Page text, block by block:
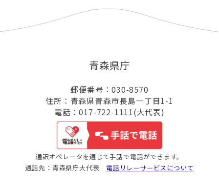
青森県庁
郵便番号：030-8570
住所：青森県青森市長島一丁目1-1
電話：017-722-1111(大代表)
通訳オペレータを通じて手話で電話ができます。
通話先：青森県庁大代表 電話リレーサービスについて